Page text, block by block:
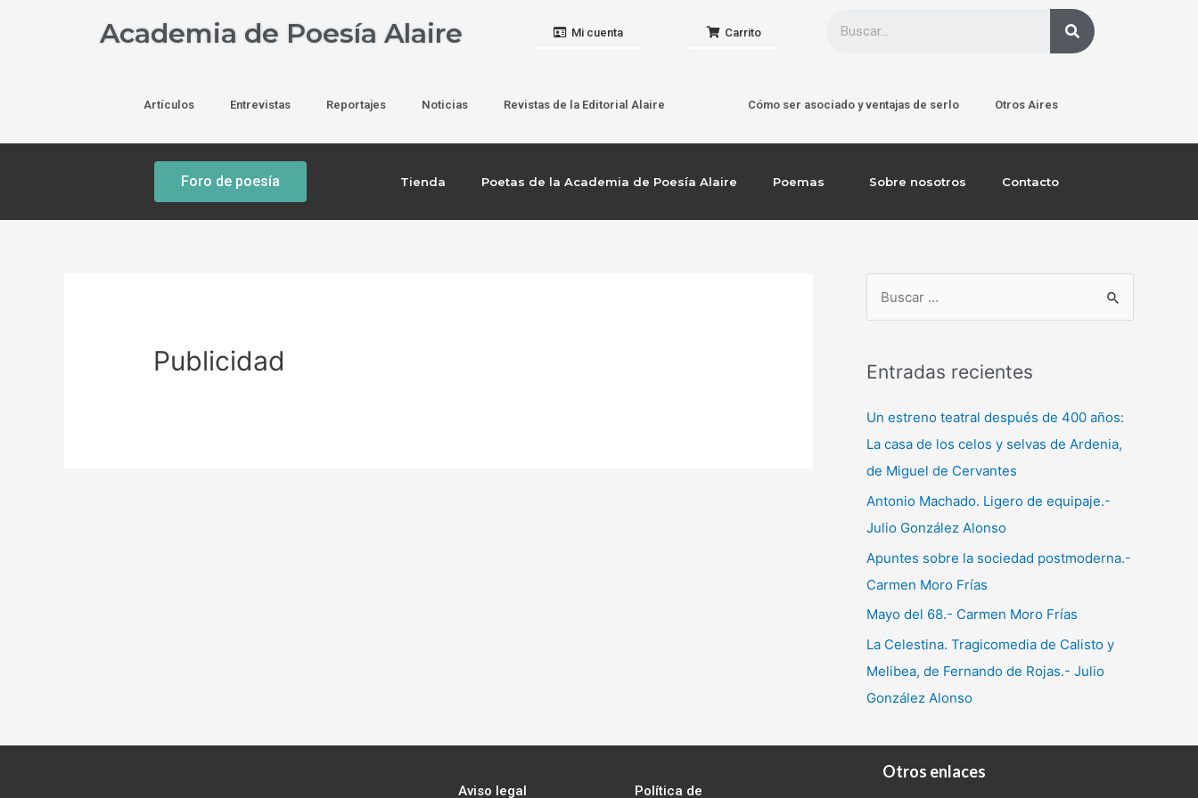
Academia de Poesía Alaire Mi cuenta Carrito
Artículos Entrevistas Reportajes Noticias Revistas de la Editorial Alaire Cómo ser asociado y ventajas de serlo Otros Aires
Foro de poesía Tienda Poetas de la Academia de Poesía Alaire Poemas Sobre nosotros Contacto
Publicidad Entradas recientes
Un estreno teatral después de 400 años:
La casa de los celos y selvas de Ardenia,
de Miguel de Cervantes
Antonio Machado. Ligero de equipaje.-
Julio González Alonso
Apuntes sobre la sociedad postmoderna.-
Carmen Moro Frías
Mayo del 68.- Carmen Moro Frías
La Celestina. Tragicomedia de Calisto y
Melibea, de Fernando de Rojas.- Julio
González Alonso
Aviso legal
Política de
Otros enlaces